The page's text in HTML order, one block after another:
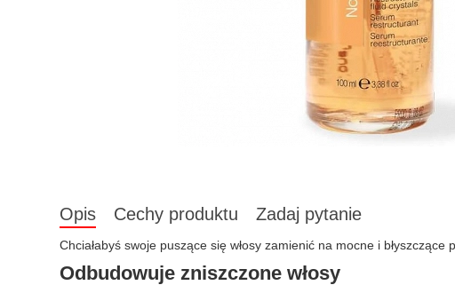
Opis Cechy produktu Zadaj pytanie
Chciałabyś swoje puszące się włosy zamienić na mocne i błyszczące
Odbudowuje zniszczone włosy